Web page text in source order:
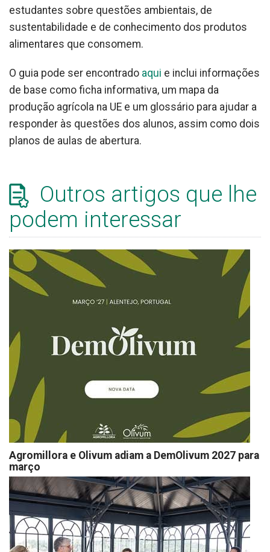
estudantes sobre questões ambientais, de
sustentabilidade e de conhecimento dos produtos
alimentares que consomem.
O guia pode ser encontrado aqui e inclui informações
de base como ficha informativa, um mapa da
produção agrícola na UE e um glossário para ajudar a
responder às questões dos alunos, assim como dois
planos de aulas de abertura.
Outros artigos que lhe
podem interessar
Agromillora e Olivum adiam a DemOlivum 2027 para
março